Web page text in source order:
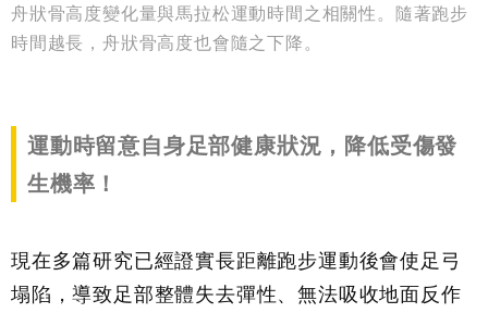
舟狀骨高度變化量與馬拉松運動時間之相關性。隨著跑步
時間越長，舟狀骨高度也會隨之下降。
運動時留意自身足部健康狀況，降低受傷發
生機率！
現在多篇研究已經證實長距離跑步運動後會使足弓
塌陷，導致足部整體失去彈性、無法吸收地面反作